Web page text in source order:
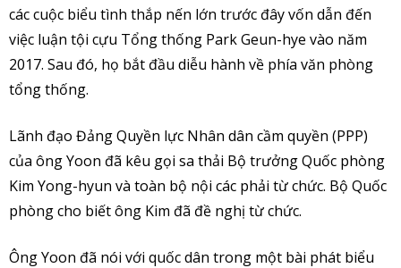
các cuộc biểu tình thắp nến lớn trước đây vốn dẫn đến
việc luận tội cựu Tổng thống Park Geun-hye vào năm
2017. Sau đó, họ bắt đầu diễu hành về phía văn phòng
tổng thống.
Lãnh đạo Đảng Quyền lực Nhân dân cầm quyền (PPP)
của ông Yoon đã kêu gọi sa thải Bộ trưởng Quốc phòng
Kim Yong-hyun và toàn bộ nội các phải từ chức. Bộ Quốc
phòng cho biết ông Kim đã đề nghị từ chức.
Ông Yoon đã nói với quốc dân trong một bài phát biểu